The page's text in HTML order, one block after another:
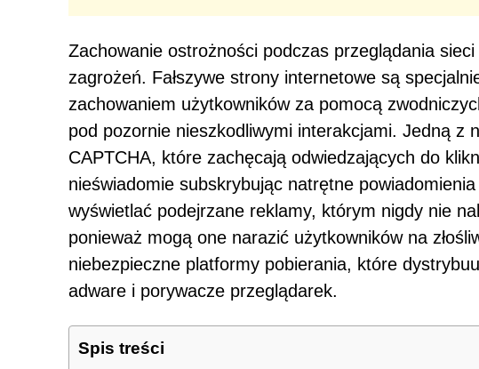
Zachowanie ostrożności podczas przeglądania
zagrożeń. Fałszywe strony internetowe są
zachowaniem użytkowników za pomocą
pod pozornie nieszkodliwymi interakcjami. Jedną z
CAPTCHA, które zachęcają odwiedzających do
nieświadomie subskrybując natrętne
wyświetlać podejrzane reklamy, którym nigdy nie
ponieważ mogą one narazić użytkowników na
niebezpieczne platformy pobierania, które
adware i porywacze przeglądarek.
Spis treści